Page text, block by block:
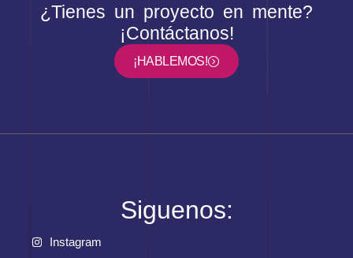
¿Tienes un proyecto en mente?
¡Contáctanos!
¡HABLEMOS!
Siguenos:
Instagram